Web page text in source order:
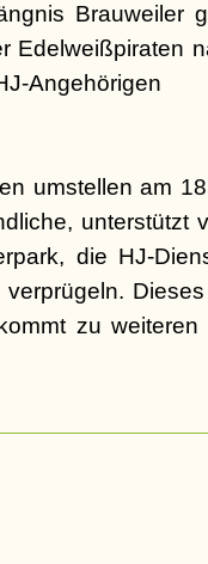
Brauweiler
Edelweißpiraten
umstellen am
unterstützt
die HJ-
zu weiteren